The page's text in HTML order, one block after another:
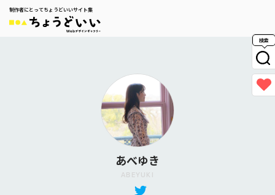
制作者にとってちょうどいいサイト集
検索
あべゆき
ABEYUKI